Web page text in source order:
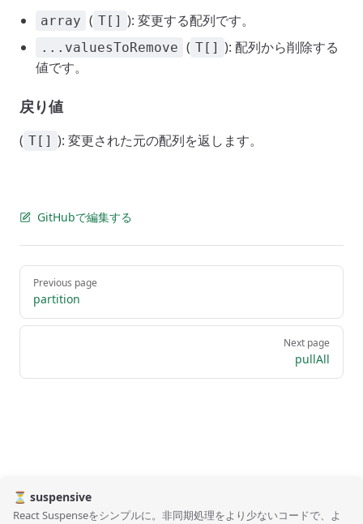
array ( T[] ): 変更する配列です。
...valuesToRemove ( T[] ): 配列から削除する
値です。
戻り値
( T[] ): 変更された元の配列を返します。
GitHubで編集する
Pager
Previous page
partition
Next page
pullAll
⏳ suspensive
React Suspenseをシンプルに。非同期処理をより少ないコードで、よ